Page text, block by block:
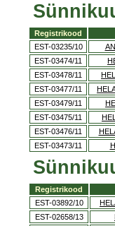
Registrikood
EST-03235/10
EST-03474/11
EST-03478/11
EST-03477/11
EST-03479/11
EST-03475/11
EST-03476/11
EST-03473/11
Registrikood
EST-03892/10
EST-02658/13